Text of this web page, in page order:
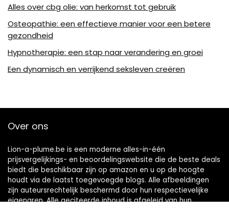
Alles over cbg olie: van herkomst tot gebruik
Osteopathie: een effectieve manier voor een betere
gezondheid
Hypnotherapie: een stap naar verandering en groei
Een dynamisch en verrijkend seksleven creëren
Over ons
Lion-a-plume.be is een moderne alles-in-één
prijsvergelijkings- en beoordelingswebsite die de beste deals
biedt die beschikbaar zijn op amazon en u op de hoogte
houdt via de laatst toegevoegde blogs. Alle afbeeldingen
zijn auteursrechtelijk beschermd door hun respectievelijke
eigenaren. Alle geciteerde inhoud is afgeleid van hun